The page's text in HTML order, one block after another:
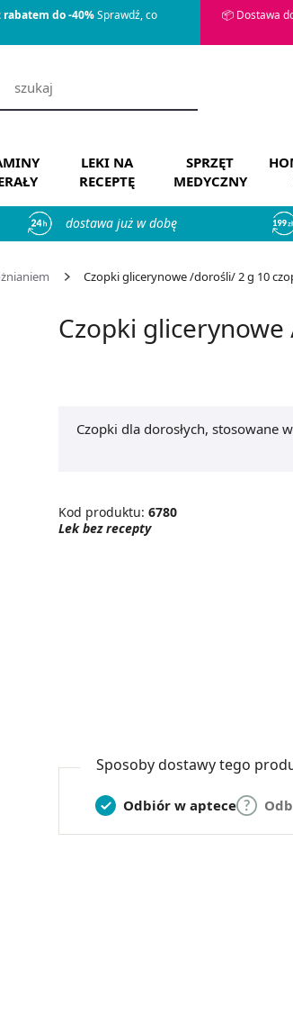
rabatem do -40%Sprawdź, co
📦 Dostawa
LEKI NA
RECEPTĘ
SPRZĘT
MEDYCZNY
dostawa już w dobę
Czopki glicerynowe /dorośli/ 2 g 10
Czopki
Czopki dla dorosłych, stosowane
Kod produktu: 6780
Lek bez recepty
Sposoby dostawy tego
Odbiór w aptece